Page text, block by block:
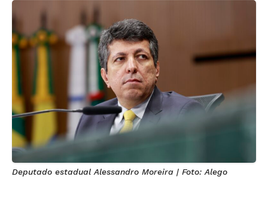
Deputado estadual Alessandro Moreira | Foto: Alego